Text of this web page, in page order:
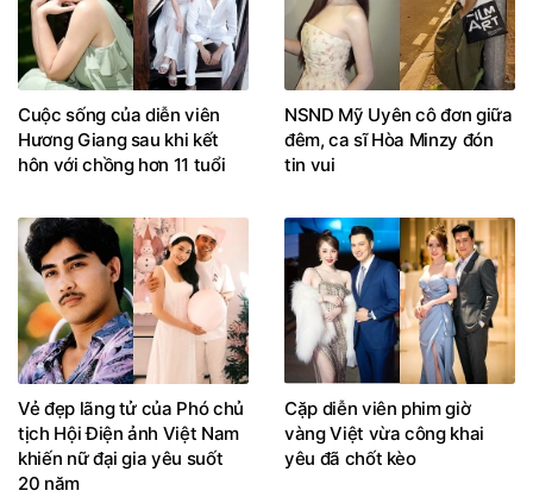
Cuộc sống của diễn viên
Hương Giang sau khi kết
hôn với chồng hơn 11 tuổi
NSND Mỹ Uyên cô đơn giữa
đêm, ca sĩ Hòa Minzy đón
tin vui
Vẻ đẹp lãng tử của Phó chủ
tịch Hội Điện ảnh Việt Nam
khiến nữ đại gia yêu suốt
20 năm
Cặp diễn viên phim giờ
vàng Việt vừa công khai
yêu đã chốt kèo